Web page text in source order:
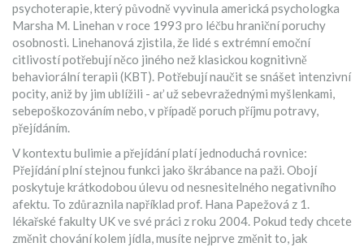
psychoterapie, který původně vyvinula americká psychologka
Marsha M. Linehan v roce 1993 pro léčbu hraniční poruchy
osobnosti. Linehanová zjistila, že lidé s extrémní emoční
citlivostí potřebují něco jiného než klasickou kognitivně
behaviorální terapii (KBT). Potřebují naučit se snášet intenzivní
pocity, aniž by jim ublížili - ať už sebevražednými myšlenkami,
sebepoškozováním nebo, v případě poruch příjmu potravy,
přejídáním.
V kontextu bulimie a přejídání platí jednoduchá rovnice:
Přejídání plní stejnou funkci jako škrábance na paži. Obojí
poskytuje krátkodobou úlevu od nesnesitelného negativního
afektu. To zdůraznila například prof. Hana Papežová z 1.
lékařské fakulty UK ve své práci z roku 2004. Pokud tedy chcete
změnit chování kolem jídla, musíte nejprve změnit to, jak